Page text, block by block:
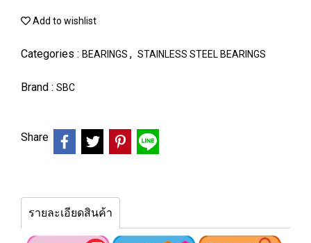
Add to wishlist
Categories : BEARINGS , STAINLESS STEEL BEARINGS
Brand : SBC
Share
รายละเอียดสินค้า